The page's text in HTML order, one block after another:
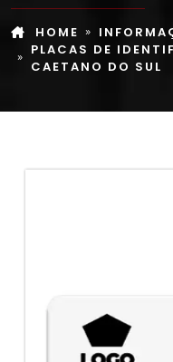
HOME
PLACAS DE
CAETANO DO SUL